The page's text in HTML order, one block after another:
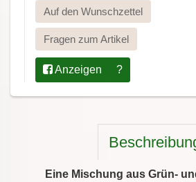
Auf den Wunschzettel
Fragen zum Artikel
Anzeigen ?
Eine Mischung aus Grün-